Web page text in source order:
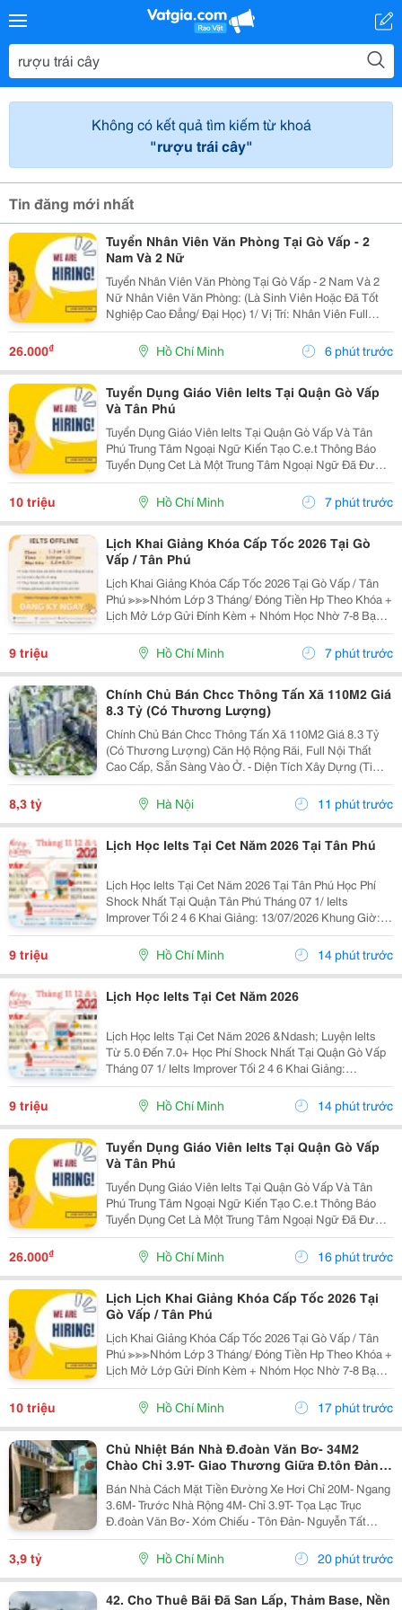
Không có kết quả tìm kiếm từ khoá
"rượu trái cây"
Tin đăng mới nhất
Tuyển Nhân Viên Văn Phòng Tại Gò Vấp - 2
Nam Và 2 Nữ
Tuyển Nhân Viên Văn Phòng Tại Gò Vấp - 2 Nam Và 2
Nữ Nhân Viên Văn Phòng: (Là Sinh Viên Hoặc Đã Tốt
Nghiệp Cao Đẳng/ Đại Học) 1/ Vị Trí: Nhân Viên Full
Time (2 Nam 2 Nữ) Ca Làm: 13:00 Đến 21:00 (1 Tháng
Được Nghỉ Phép 1 Ngày, Và Hưởng Các Ngày...
26.000₫ Hồ Chí Minh 6 phút trước
Tuyển Dụng Giáo Viên Ielts Tại Quận Gò Vấp
Và Tân Phú
Tuyển Dụng Giáo Viên Ielts Tại Quận Gò Vấp Và Tân
Phú Trung Tâm Ngoại Ngữ Kiến Tạo C.e.t Thông Báo
Tuyển Dụng Cet Là Một Trung Tâm Ngoại Ngữ Đã Được
Thành Lập 16 Năm Chuyên Về Chương Trình Anh Văn
Học Thuật Ielts &Ndash; Toefl Ibt. Trung Tâm...
10 triệu Hồ Chí Minh 7 phút trước
Lịch Khai Giảng Khóa Cấp Tốc 2026 Tại Gò
Vấp / Tân Phú
Lịch Khai Giảng Khóa Cấp Tốc 2026 Tại Gò Vấp / Tân
Phú ≫≫≫Nhóm Lớp 3 Tháng/ Đóng Tiền Hp Theo Khóa +
Lịch Mở Lớp Gửi Đính Kèm + Nhóm Học Nhờ 7-8 Bạn/
Lớp + Giáo Trình Ielts Có Band Điểm Lộ Trình, Sách
Nước Ngoài Bám Sát + Chia Đều 4 Kỹ...
9 triệu Hồ Chí Minh 7 phút trước
Chính Chủ Bán Chcc Thông Tấn Xã 110M2 Giá
8.3 Tỷ (Có Thương Lượng)
Chính Chủ Bán Chcc Thông Tấn Xã 110M2 Giá 8.3 Tỷ
(Có Thương Lượng) Căn Hộ Rộng Rãi, Full Nội Thất
Cao Cấp, Sẵn Sàng Vào Ở. - Diện Tích Xây Dựng (Tim
Tường): 110M&Sup2;. Diện Tích: 103,8M&Sup2; Thông
Thủy (Có Sơ Đồ Mặt Bằng Tầng Kèm Theo). Căn Góc...
8,3 tỷ Hà Nội 11 phút trước
Lịch Học Ielts Tại Cet Năm 2026 Tại Tân Phú
Lịch Học Ielts Tại Cet Năm 2026 Tại Tân Phú Học Phí
Shock Nhất Tại Quận Tân Phú Tháng 07 1/ Ielts
Improver Tối 2 4 6 Khai Giảng: 13/07/2026 Khung Giờ:
18:00 Đến 21:00 Học Phí Ưu Đãi 5% Khi Đăng Ký 2/ Ielts
Basic Tối 3 5 7 Khai...
9 triệu Hồ Chí Minh 14 phút trước
Lịch Học Ielts Tại Cet Năm 2026
Lịch Học Ielts Tại Cet Năm 2026 &Ndash; Luyện Ielts
Từ 5.0 Đến 7.0+ Học Phí Shock Nhất Tại Quận Gò Vấp
Tháng 07 1/ Ielts Improver Tối 2 4 6 Khai Giảng:
13/07/2026 Khung Giờ: 18:00 Đến 21:00 Học Phí Ưu Đãi
5% Khi Đăng Ký 2/ Ielts...
9 triệu Hồ Chí Minh 14 phút trước
Tuyển Dụng Giáo Viên Ielts Tại Quận Gò Vấp
Và Tân Phú
Tuyển Dụng Giáo Viên Ielts Tại Quận Gò Vấp Và Tân
Phú Trung Tâm Ngoại Ngữ Kiến Tạo C.e.t Thông Báo
Tuyển Dụng Cet Là Một Trung Tâm Ngoại Ngữ Đã Được
Thành Lập 16 Năm Chuyên Về Chương Trình Anh Văn
Học Thuật Ielts &Ndash; Toefl Ibt. Trung Tâm...
26.000₫ Hồ Chí Minh 16 phút trước
Lịch Lịch Khai Giảng Khóa Cấp Tốc 2026 Tại
Gò Vấp / Tân Phú
Lịch Khai Giảng Khóa Cấp Tốc 2026 Tại Gò Vấp / Tân
Phú ≫≫≫Nhóm Lớp 3 Tháng/ Đóng Tiền Hp Theo Khóa +
Lịch Mở Lớp Gửi Đính Kèm + Nhóm Học Nhờ 7-8 Bạn/
Lớp + Giáo Trình Ielts Có Band Điểm Lộ Trình, Sách
Nước Ngoài Bám Sát + Chia Đều 4 Kỹ...
10 triệu Hồ Chí Minh 17 phút trước
Chủ Nhiệt Bán Nhà Đ.đoàn Văn Bơ- 34M2
Chào Chỉ 3.9T- Giao Thương Giữa Đ.tôn Đản
Với Đ.xóm Chiếu- Gần Trường Đại
Bán Nhà Cách Mặt Tiền Đường Xe Hơi Chỉ 20M- Ngang
3.6M- Trước Nhà Rộng 4M- Chỉ 3.9T- Tọa Lạc Trục
Đ.đoàn Văn Bơ- Xóm Chiếu - Tôn Đản- Nguyễn Tất
Thành ➕Dt: 33M2, Trệt+ Lững. ➕ Sổ Vuông Vức, Gần
Chợ, Trường Học, Siêu Thị. Đi Lại Thuận Tiện Qua
3,9 tỷ Hồ Chí Minh 20 phút trước
42. Cho Thuê Bãi Đã San Lấp, Thảm Base, Nền